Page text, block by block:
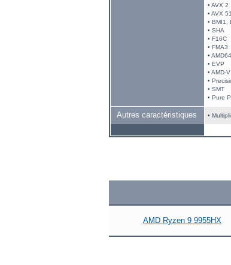
• AVX 2
• AVX
• BMI1,
• SHA
• F16C
• FMA3
• AMD64
• EVP
• AMD-V
•
• SMT
• Pure
Autres caractéristiques •
AMD Ryzen 9 9955HX